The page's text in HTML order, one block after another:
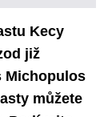
Kecy
již
Michopulos
můžete